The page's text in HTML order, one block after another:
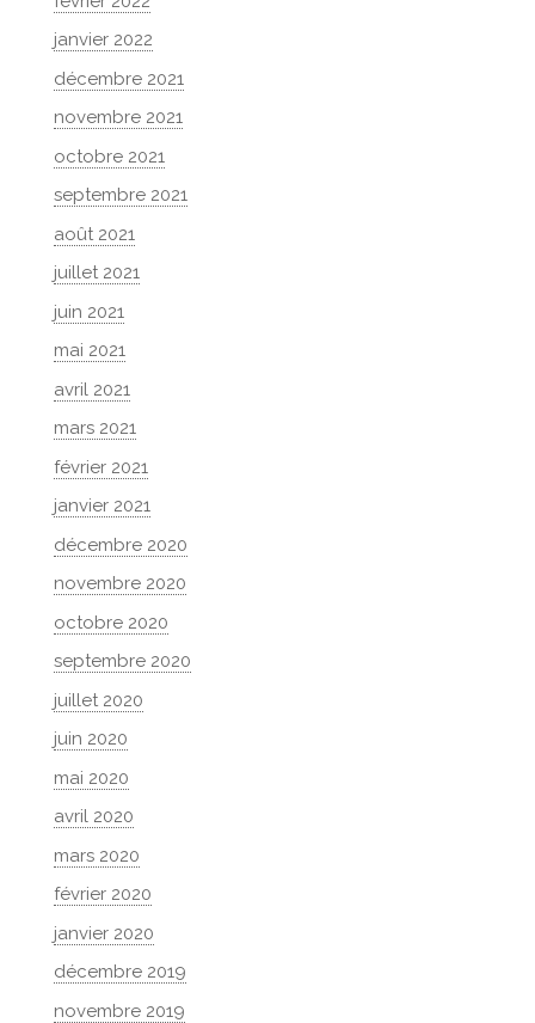
janvier 2022
décembre 2021
novembre 2021
octobre 2021
septembre 2021
août 2021
juillet 2021
juin 2021
mai 2021
avril 2021
mars 2021
février 2021
janvier 2021
décembre 2020
novembre 2020
octobre 2020
septembre 2020
juillet 2020
juin 2020
mai 2020
avril 2020
mars 2020
février 2020
janvier 2020
décembre 2019
novembre 2019